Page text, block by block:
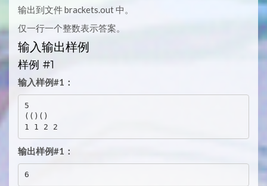
输出到文件 brackets.out 中。
仅一行一个整数表示答案。
输入输出样例
样例 #1
输入样例#1：
5
(()()
1 1 2 2
输出样例#1：
6